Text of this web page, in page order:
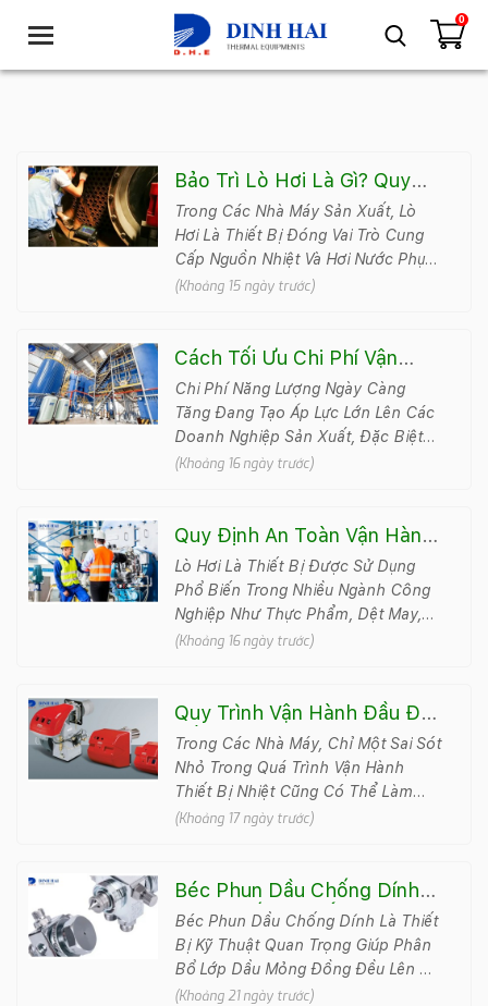
T
g
n
a
v
i
i
o
n
0
Bảo Trì Lò Hơi Là Gì? Quy
Trình Và Lịch Bảo Trì Định Kỳ
Trong Các Nhà Máy Sản Xuất, Lò
Hơi Là Thiết Bị Đóng Vai Trò Cung
Cấp Nguồn Nhiệt Và Hơi Nước Phục
Vụ Nhiều Công Đoạn Quan Trọng.
(Khoảng 15 ngày trước)
Cách Tối Ưu Chi Phí Vận
Hành Lò Hơi Giúp Giảm Chi
Phí Sản Xuất
Chi Phí Năng Lượng Ngày Càng
Tăng Đang Tạo Áp Lực Lớn Lên Các
Doanh Nghiệp Sản Xuất, Đặc Biệt
Là Những Đơn Vị Sử Dụng Lò Hơi
(Khoảng 16 ngày trước)
Quy Định An Toàn Vận Hành
Lò Hơi Theo Đúng Quy Trình
Kỹ Thuật
Lò Hơi Là Thiết Bị Được Sử Dụng
Phổ Biến Trong Nhiều Ngành Công
Nghiệp Như Thực Phẩm, Dệt May,
Chế Biến Gỗ, Sản Xuất Giấy, Hóa
(Khoảng 16 ngày trước)
Quy Trình Vận Hành Đầu Đốt
Dầu DO Đúng Kỹ Thuật Và
An Toàn
Trong Các Nhà Máy, Chỉ Một Sai Sót
Nhỏ Trong Quá Trình Vận Hành
Thiết Bị Nhiệt Cũng Có Thể Làm
Gián Đoạn Sản Xuất, Tăng Chi Phí
(Khoảng 17 ngày trước)
Béc Phun Dầu Chống Dính
Là Gì? Cấu Tạo, Ứng Dụng
Và Cách Sử Dụng
Béc Phun Dầu Chống Dính Là Thiết
Bị Kỹ Thuật Quan Trọng Giúp Phân
Bổ Lớp Dầu Mỏng Đồng Đều Lên Bề
Mặt Khuôn Mẫu, Ngăn Chặn Tình
(Khoảng 21 ngày trước)